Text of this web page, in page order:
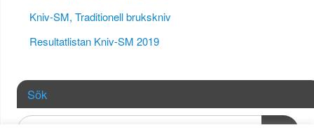
Kniv-SM, Traditionell brukskniv
Resultatlistan Kniv-SM 2019
Sök